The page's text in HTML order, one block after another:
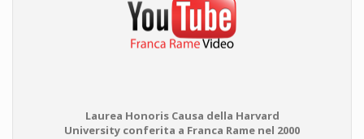
Laurea Honoris Causa della Harvard
University conferita a Franca Rame nel 2000